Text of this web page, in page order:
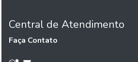
Central de Atendimento
Faça Contato